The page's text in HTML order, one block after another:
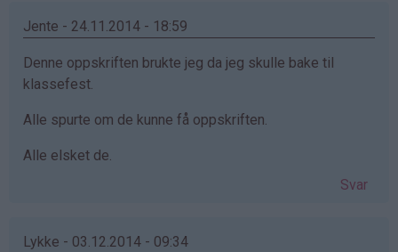
Jente - 24.11.2014 - 18:59
Denne oppskriften brukte jeg da jeg skulle bake til
klassefest.
Alle spurte om de kunne få oppskriften.
Alle elsket de.
Svar
Lykke - 03.12.2014 - 09:34